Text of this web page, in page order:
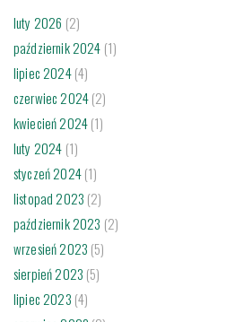
luty 2026 (2)
październik 2024 (1)
lipiec 2024(4)
czerwiec 2024(2)
kwiecień 2024(1)
luty 2024 (1)
styczeń 2024(1)
listopad 2023 (2)
październik 2023 (2)
wrzesień 2023 (5)
sierpień 2023 (5)
lipiec 2023 (4)